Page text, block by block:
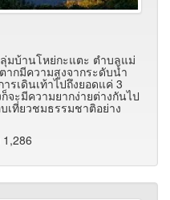
มบ้านโหย่กะแตะ ตำบลแม่
ากมีความสูงจากระดับน้ำ
รเดินเท้าไปถึงยอดแค่ 3
จะมีความยากง่ายต่างกันไป
เที่ยวชมธรรมชาติอย่าง